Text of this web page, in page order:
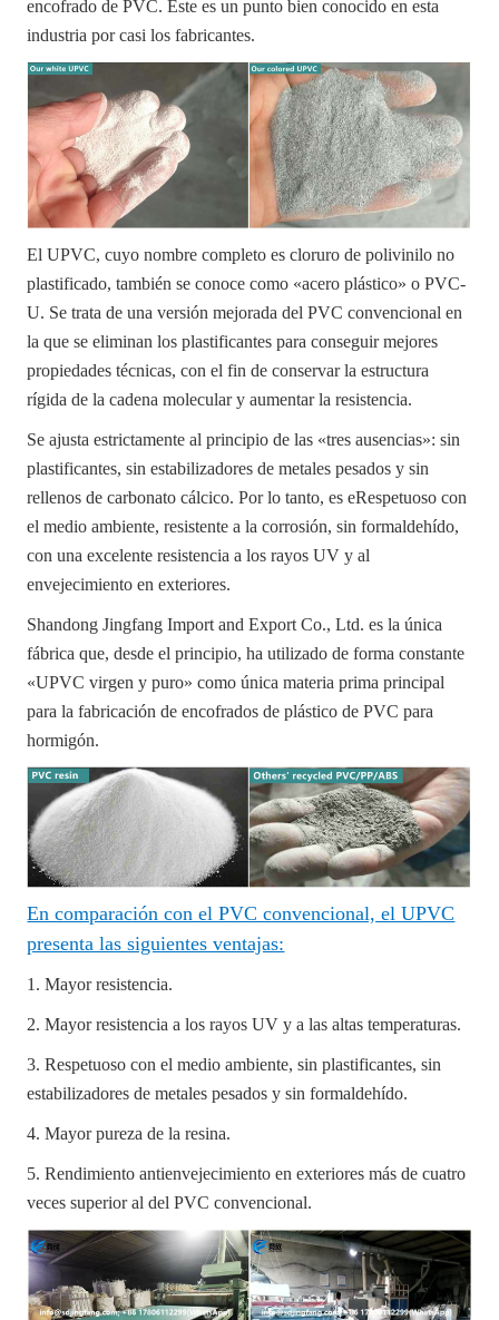
encofrado de PVC.Este es un punto bien conocido en esta
industria por casi los fabricantes.
El UPVC, cuyo nombre completo es cloruro de polivinilo no
plastificado, también se conoce como «acero plástico» o PVC-
U. Se trata de una versión mejorada del PVC convencional en
la que se eliminan los plastificantes para conseguir mejores
propiedades técnicas, con el fin de conservar la estructura
rígida de la cadena molecular y aumentar la resistencia.
Se ajusta estrictamente al principio de las «tres ausencias»: sin
plastificantes, sin estabilizadores de metales pesados y sin
rellenos de carbonato cálcico. Por lo tanto, es eRespetuoso con
el medio ambiente, resistente a la corrosión, sin formaldehído,
con una excelente resistencia a los rayos UV y al
envejecimiento en exteriores.
Shandong Jingfang Import and Export Co., Ltd. es la única
fábrica que, desde el principio, ha utilizado de forma constante
«UPVC virgen y puro» como única materia prima principal
para la fabricación de encofrados de plástico de PVC para
hormigón.
En comparación con el PVC convencional, el UPVC
presenta las siguientes ventajas:
1. Mayor resistencia.
2. Mayor resistencia a los rayos UV y a las altas temperaturas.
3. Respetuoso con el medio ambiente, sin plastificantes, sin
estabilizadores de metales pesados y sin formaldehído.
4. Mayor pureza de la resina.
5. Rendimiento antienvejecimiento en exteriores más de cuatro
veces superior al del PVC convencional.